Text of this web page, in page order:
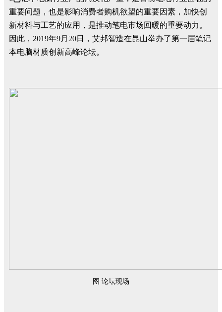
重要问题，也是影响消费者购机欲望的重要因素，加快创
新材料与工艺的应用，是推动笔电市场回暖的重要动力。
因此，2019年9月20日，艾邦智造在昆山举办了第一届笔记
本电脑材质创新高峰论坛。
图 论坛现场